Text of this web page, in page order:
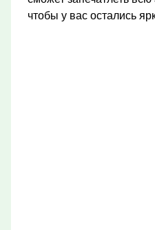
чтобы у вас остались